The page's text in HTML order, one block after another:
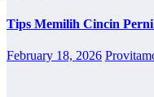
Tips Memilih Cincin
February 18, 2026